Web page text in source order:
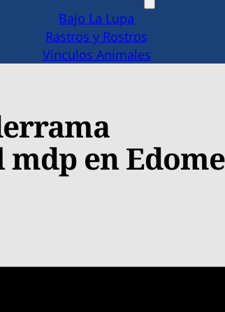
Bajo La Lupa
Rastros y Rostros
Vínculos Animales
mdp en